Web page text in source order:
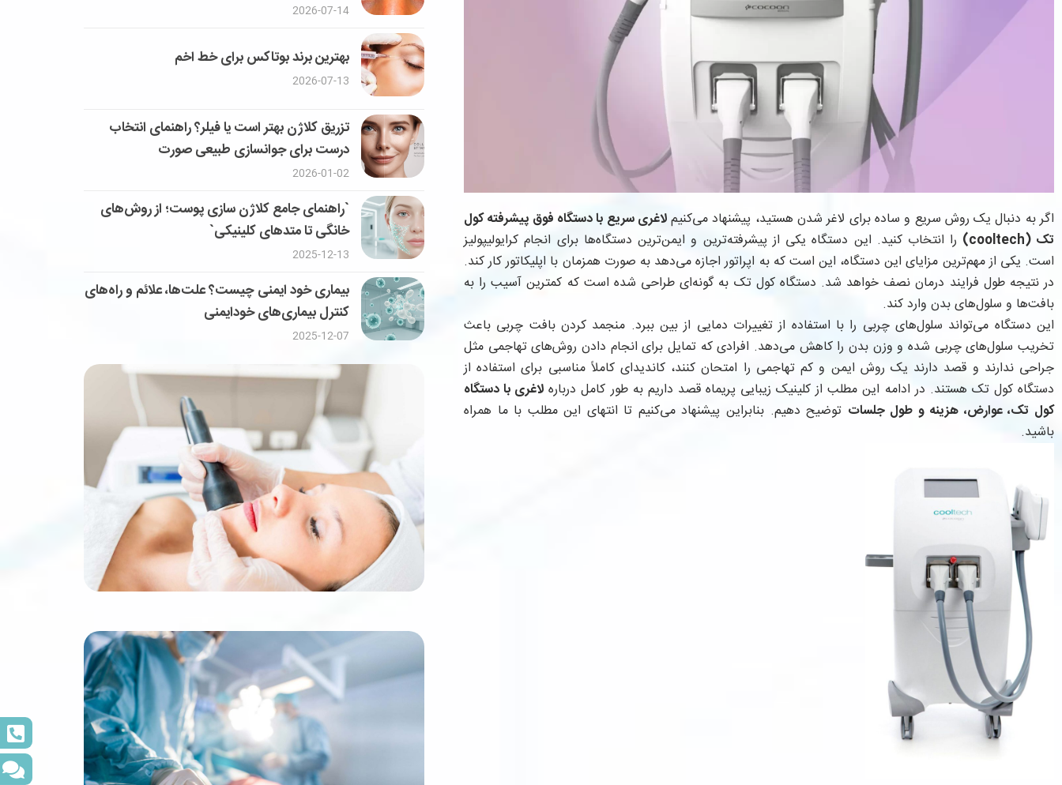
اگر به دنبال یک روش سریع و ساده برای لاغر شدن هستید، پیشنهاد می‌کنیملاغری سریع با دستگاه فوق پیشرفته کول
تک (cooltech
) را انتخاب کنید. این دستگاه یکی از پیشرفته‌ترین و ایمن‌ترین دستگاه‌ها برای انجام کرایولیپولیز
است. یکی از مهم‌ترین مزایای این دستگاه، این است که به اپراتور اجازه می‌دهد به صورت همزمان با اپلیکاتور کار کند.
در نتیجه طول فرایند درمان نصف خواهد شد. دستگاه کول تک به گونه‌ای طراحی شده است که کمترین آسیب را به
بافت‌ها و سلول‌های بدن وارد کند.
این دستگاه می‌تواند سلول‌های چربی را با استفاده از تغییرات دمایی از بین ببرد. منجمد کردن بافت چربی باعث
تخریب سلول‌های چربی شده و وزن بدن را کاهش می‌دهد. افرادی که تمایل برای انجام دادن روش‌های تهاجمی مثل
جراحی ندارند و قصد دارند یک روش ایمن و کم تهاجمی را امتحان کنند، کاندیدای کاملاً مناسبی برای استفاده از
دستگاه کول تک هستند. در ادامه این مطلب از کلینیک زیبایی پریماه قصد داریم به طور کامل درباره لاغری با دستگاه
کول تک، عوارض، هزینه و طول جلسات توضیح دهیم. بنابراین پیشنهاد می‌کنیم تا انتهای این مطلب با ما همراه
باشید.
2026-07-14
بهترین برند بوتاکس برای خط اخم
2026-07-13
تزریق کلاژن بهتر است یا فیلر؟ راهنمای انتخاب
درست برای جوانسازی طبیعی صورت
2026-01-02
`راهنمای جامع کلاژن سازی پوست؛ از روش‌های
خانگی تا متدهای کلینیکی`
2025-12-13
بیماری خود ایمنی چیست؟ علت‌ها، علائم و راه‌های
کنترل بیماری‌های خودایمنی
2025-12-07